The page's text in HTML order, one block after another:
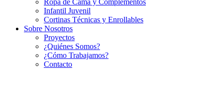
Ropa de Cama y Complementos
Infantil Juvenil
Cortinas Técnicas y Enrollables
Sobre Nosotros
Proyectos
¿Quiénes Somos?
¿Cómo Trabajamos?
Contacto